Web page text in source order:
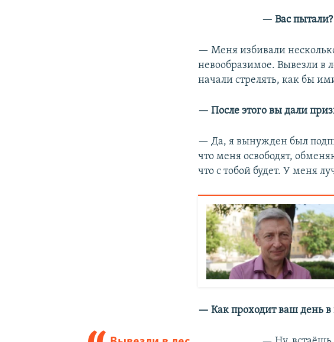
— Вас пытали?
— Меня избивали
невообразимое. Вывезли в
начали стрелять, как бы
— После этого вы дали
— Да, я вынужден был
что меня освободят,
что с тобой будет. У меня
— Как проходит ваш день